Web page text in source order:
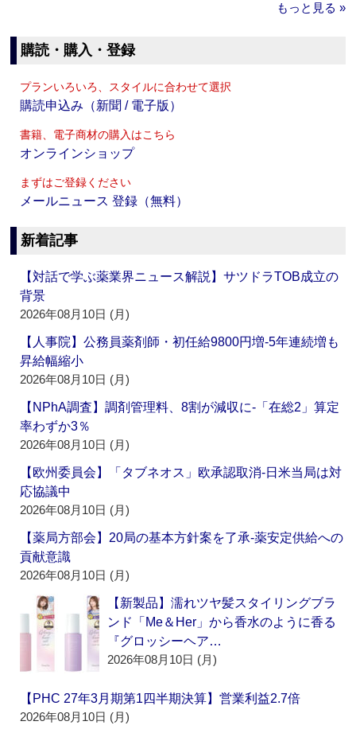
もっと見る »
購読・購入・登録
プランいろいろ、スタイルに合わせて選択
購読申込み（新聞 / 電子版）
書籍、電子商材の購入はこちら
オンラインショップ
まずはご登録ください
メールニュース 登録（無料）
新着記事
【対話で学ぶ薬業界ニュース解説】サツドラTOB成立の
背景
2026年08月10日 (月)
【人事院】公務員薬剤師・初任給9800円増‐5年連続増も
昇給幅縮小
2026年08月10日 (月)
【NPhA調査】調剤管理料、8割が減収に‐「在総2」算定
率わずか3％
2026年08月10日 (月)
【欧州委員会】「タブネオス」欧承認取消‐日米当局は対
応協議中
2026年08月10日 (月)
【薬局方部会】20局の基本方針案を了承‐薬安定供給への
貢献意識
2026年08月10日 (月)
【新製品】濡れツヤ髪スタイリングブラ
ンド「Me＆Her」から香水のように香る
『グロッシーヘア…
2026年08月10日 (月)
【PHC 27年3月期第1四半期決算】営業利益2.7倍
2026年08月10日 (月)